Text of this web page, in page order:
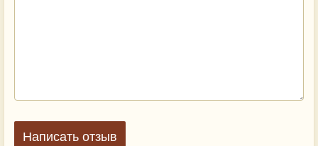
Написать отзыв